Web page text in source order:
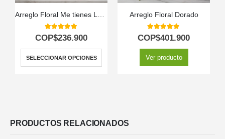
Arreglo Floral Me tienes Loco
5.00out of 5
COP$236.900
SELECCIONAR OPCIONES
Arreglo Floral Dorado
5.00out of 5
COP$401.900
Ver producto
PRODUCTOS RELACIONADOS